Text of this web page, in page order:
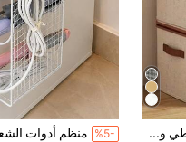
صندوق تخزين قابل للطي ومحمول للسكن الجامعي، منظم ملابس وأغطية سرير مقاوم للغبار، حاوية تخزين منزلية مزودة بنوابض - مريحة وموفرة للمساحة، مثالية لأغطية السرير والمنسوجات وغيرها، صندوق تخزين ملابس وأغطية سرير ربيعي، تخزين الفناء الخارجي، موسم العودة إلى المدرسة %5-